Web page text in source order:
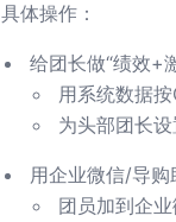
具体操作：
给团长做“绩效+
用系统数据
为头部团长
用企业微信/导购
团员加到企